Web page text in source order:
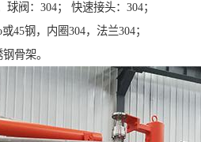
阀：304； 快速接头：304；
45钢，内圈304，法兰304；
骨架。